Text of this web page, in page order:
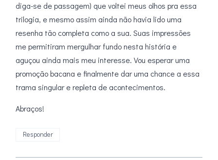
diga-se de passagem) que voltei meus olhos pra essa
trilogia, e mesmo assim ainda não havia lido uma
resenha tão completa como a sua. Suas impressões
me permitiram mergulhar fundo nesta história e
aguçou ainda mais meu interesse. Vou esperar uma
promoção bacana e finalmente dar uma chance a essa
trama singular e repleta de acontecimentos.
Abraços!
Responder